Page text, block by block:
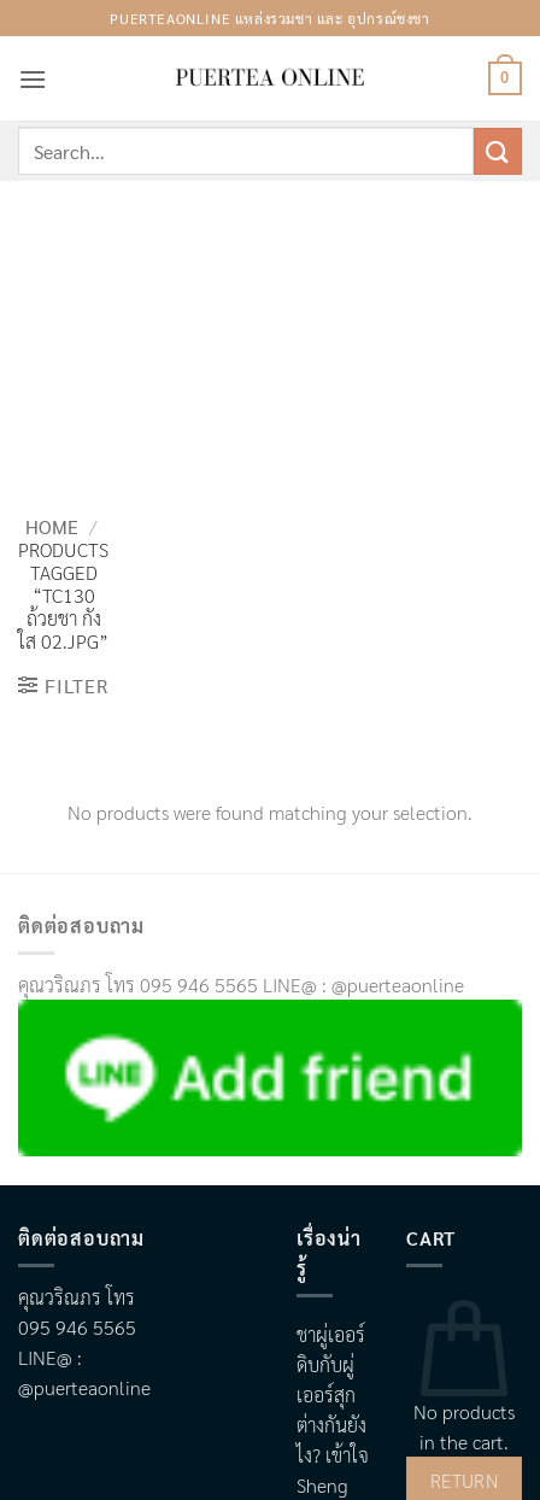
to
content
PUERTEAONLINE แหล่งรวมชา และ อุปกรณ์ชงชา
0
for:
HOME /
PRODUCTS
TAGGED
“TC130
ถ้วยชา กัง
ใส 02.JPG”
FILTER
No products were found matching your selection.
ติดต่อสอบถาม
คุณวริณภร โทร 095 946 5565 LINE@ : @puerteaonline
ติดต่อสอบถาม
คุณวริณภร โทร
095 946 5565
LINE@ :
@puerteaonline
เรื่องน่า
รู้
ชาผู่เออร์
ดิบกับผู่
เออร์สุก
ต่างกันยัง
ไง? เข้าใจ
Sheng
CART
No products
in the cart.
RETURN